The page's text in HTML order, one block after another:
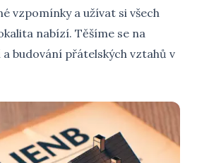
vzpomínky a užívat si všech
nabízí. Těšíme se na
budování přátelských vztahů v